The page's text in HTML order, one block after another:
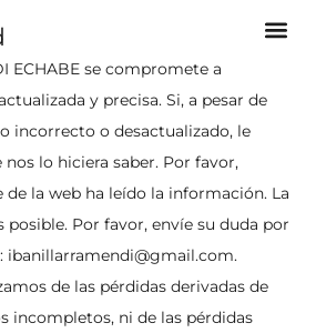
ECHABE se compromete a
y precisa. Si, a pesar de
incorrecto o desactualizado, le
lo hiciera saber. Por favor,
de la web ha leído la información. La
posible. Por favor, envíe su duda por
ibanillarramendi@gmail.com.
de las pérdidas derivadas de
incompletos, ni de las pérdidas